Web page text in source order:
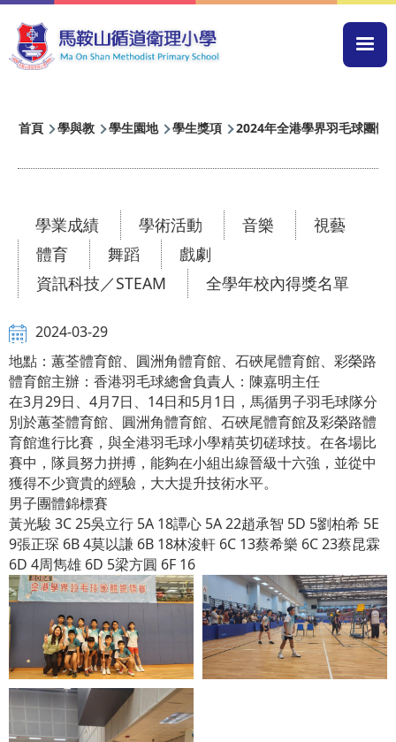
移至主內容
導
連
首頁 學與教 學生園地 學生獎項 2024年全港學界羽毛球團體
學業成績 學術活動 音樂
視藝
體育
舞蹈
戲劇
資訊科技／STEAM
全學年校內得獎名單
2024-03-29
地點：蕙荃體育館、圓洲角體育館、石硤尾體育館、彩榮路
體育館主辦：香港羽毛球總會負責人：陳嘉明主任
在3月29日、4月7日、14日和5月1日，馬循男子羽毛球隊分
別於蕙荃體育館、圓洲角體育館、石硤尾體育館及彩榮路體
育館進行比賽，與全港羽毛球小學精英切磋球技。在各場比
賽中，隊員努力拼搏，能夠在小組出線晉級十六強，並從中
獲得不少寶貴的經驗，大大提升技術水平。
男子團體錦標賽
黃光駿 3C 25吳立行 5A 18譚心 5A 22趙承智 5D 5劉柏希 5E
9張正琛 6B 4莫以謙 6B 18林浚軒 6C 13蔡希樂 6C 23蔡昆霖
6D 4周雋雄 6D 5梁方圓 6F 16